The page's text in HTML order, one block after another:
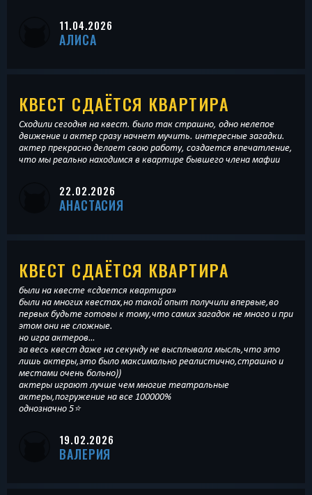
11.04.2026
АЛИСА
КВЕСТ СДАЁТСЯ КВАРТИРА
Сходили сегодня на квест. было так страшно, одно нелепое
движение и актер сразу начнет мучить. интересные загадки.
актер прекрасно делает свою работу, создается впечатление,
что мы реально находимся в квартире бывшего члена мафии
22.02.2026
АНАСТАСИЯ
КВЕСТ СДАЁТСЯ КВАРТИРА
были на квесте «сдается квартира»
были на многих квестах,но такой опыт получили впервые,во
первых будьте готовы к тому,что самих загадок не много и при
этом они не сложные.
но игра актеров…
за весь квест даже на секунду не высплывала мысль,что это
лишь актеры,это было максимально реалистично,страшно и
местами очень больно))
актеры играют лучше чем многие театральные
актеры,погружение на все 100000%
однозначно 5⭐️
19.02.2026
ВАЛЕРИЯ